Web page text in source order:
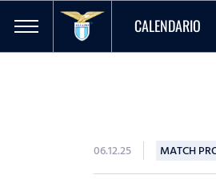
CALENDARIO
06.12.25 MATCH